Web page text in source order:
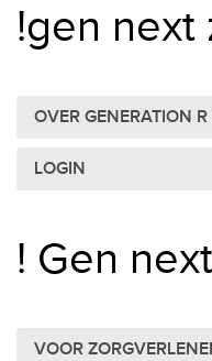
!gen next
OVER GENERATION
LOGIN
! Gen
VOOR